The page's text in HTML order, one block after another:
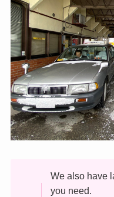
We also have
you need.